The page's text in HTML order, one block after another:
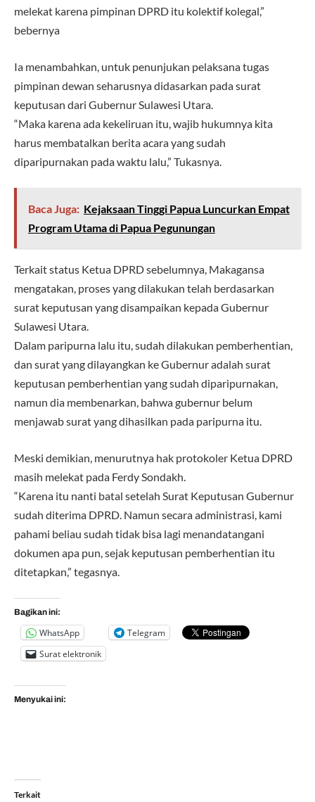
melekat karena pimpinan DPRD itu kolektif kolegal,”
bebernya
Ia menambahkan, untuk penunjukan pelaksana tugas
pimpinan dewan seharusnya didasarkan pada surat
keputusan dari Gubernur Sulawesi Utara.
“​Maka karena ada kekeliruan itu, wajib hukumnya kita
harus membatalkan berita acara yang sudah
diparipurnakan pada waktu lalu,” Tukasnya.
Baca Juga: Kejaksaan Tinggi Papua Luncurkan Empat
Program Utama di Papua Pegunungan
Terkait status Ketua DPRD sebelumnya, Makagansa
mengatakan, proses yang dilakukan telah berdasarkan
surat keputusan yang disampaikan kepada Gubernur
Sulawesi Utara.
Dalam paripurna lalu itu, sudah dilakukan pemberhentian,
dan surat yang dilayangkan ke Gubernur adalah surat
keputusan pemberhentian yang sudah diparipurnakan,
namun dia membenarkan, bahwa gubernur belum
menjawab surat yang dihasilkan pada paripurna itu.
Meski demikian, menurutnya hak protokoler Ketua DPRD
masih melekat pada Ferdy Sondakh.
“Karena itu nanti batal setelah Surat Keputusan Gubernur
sudah diterima DPRD. Namun secara administrasi, kami
pahami beliau sudah tidak bisa lagi menandatangani
dokumen apa pun, sejak keputusan pemberhentian itu
ditetapkan,” tegasnya.
Bagikan ini:
WhatsApp
Telegram
Surat elektronik
Menyukai ini:
Terkait